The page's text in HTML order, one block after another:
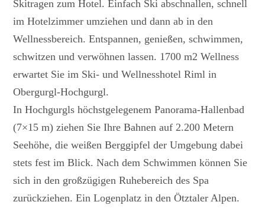
Skitragen zum Hotel. Einfach Ski abschnallen, schnell
im Hotelzimmer umziehen und dann ab in den
Wellnessbereich. Entspannen, genießen, schwimmen,
schwitzen und verwöhnen lassen. 1700 m2 Wellness
erwartet Sie im Ski- und Wellnesshotel Riml in
Obergurgl-Hochgurgl.
In Hochgurgls höchstgelegenem Panorama-Hallenbad
(7×15 m) ziehen Sie Ihre Bahnen auf 2.200 Metern
Seehöhe, die weißen Berggipfel der Umgebung dabei
stets fest im Blick. Nach dem Schwimmen können Sie
sich in den großzügigen Ruhebereich des Spa
zurückziehen. Ein Logenplatz in den Ötztaler Alpen.